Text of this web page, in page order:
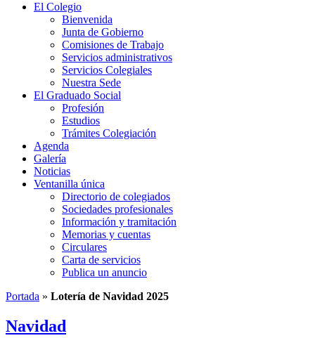
El Colegio
Bienvenida
Junta de Gobierno
Comisiones de Trabajo
Servicios administrativos
Servicios Colegiales
Nuestra Sede
El Graduado Social
Profesión
Estudios
Trámites Colegiación
Agenda
Galería
Noticias
Ventanilla única
Directorio de colegiados
Sociedades profesionales
Información y tramitación
Memorias y cuentas
Circulares
Carta de servicios
Publica un anuncio
Portada » Lotería de Navidad 2025
Navidad